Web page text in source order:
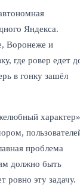
Яндекса.
Воронеже и
где ровер едет
в гонку зашёл
характер»
проблема
должно быть
эту задачу.